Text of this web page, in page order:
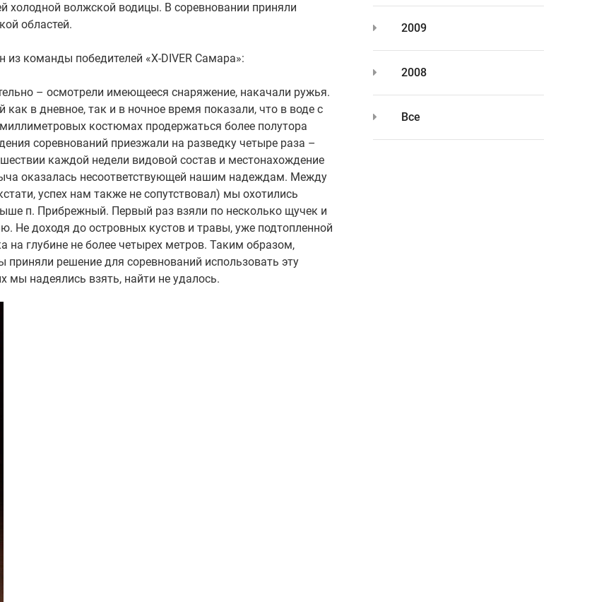
холодной волжской водицы. В соревновании приняли
областей.
из команды победителей «X-DIVER Самара»:
– осмотрели имеющееся снаряжение, накачали ружья.
в дневное, так и в ночное время показали, что в воде с
костюмах продержаться более полутора
соревнований приезжали на разведку четыре раза –
каждой недели видовой состав и местонахождение
оказалась несоответствующей нашим надеждам. Между
успех нам также не сопутствовал) мы охотились
п. Прибрежный. Первый раз взяли по несколько щучек и
Не доходя до островных кустов и травы, уже подтопленной
на глубине не более четырех метров. Таким образом,
решение для соревнований использовать эту
мы надеялись взять, найти не удалось.
2009
2008
Все